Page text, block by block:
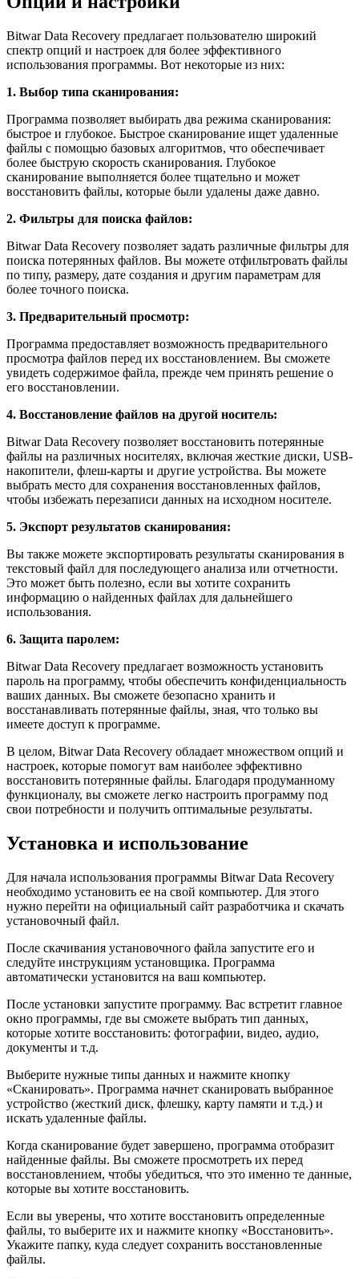
Bitwar Data Recovery предлагает пользователю широкий
спектр опций и настроек для более эффективного
использования программы. Вот некоторые из них:
1. Выбор типа сканирования:
Программа позволяет выбирать два режима сканирования:
быстрое и глубокое. Быстрое сканирование ищет удаленные
файлы с помощью базовых алгоритмов, что обеспечивает
более быструю скорость сканирования. Глубокое
сканирование выполняется более тщательно и может
восстановить файлы, которые были удалены даже давно.
2. Фильтры для поиска файлов:
Bitwar Data Recovery позволяет задать различные фильтры для
поиска потерянных файлов. Вы можете отфильтровать файлы
по типу, размеру, дате создания и другим параметрам для
более точного поиска.
3. Предварительный просмотр:
Программа предоставляет возможность предварительного
просмотра файлов перед их восстановлением. Вы сможете
увидеть содержимое файла, прежде чем принять решение о
его восстановлении.
4. Восстановление файлов на другой носитель:
Bitwar Data Recovery позволяет восстановить потерянные
файлы на различных носителях, включая жесткие диски, USB-
накопители, флеш-карты и другие устройства. Вы можете
выбрать место для сохранения восстановленных файлов,
чтобы избежать перезаписи данных на исходном носителе.
5. Экспорт результатов сканирования:
Вы также можете экспортировать результаты сканирования в
текстовый файл для последующего анализа или отчетности.
Это может быть полезно, если вы хотите сохранить
информацию о найденных файлах для дальнейшего
использования.
6. Защита паролем:
Bitwar Data Recovery предлагает возможность установить
пароль на программу, чтобы обеспечить конфиденциальность
ваших данных. Вы сможете безопасно хранить и
восстанавливать потерянные файлы, зная, что только вы
имеете доступ к программе.
В целом, Bitwar Data Recovery обладает множеством опций и
настроек, которые помогут вам наиболее эффективно
восстановить потерянные файлы. Благодаря продуманному
функционалу, вы сможете легко настроить программу под
свои потребности и получить оптимальные результаты.
Установка и использование
Для начала использования программы Bitwar Data Recovery
необходимо установить ее на свой компьютер. Для этого
нужно перейти на официальный сайт разработчика и скачать
установочный файл.
После скачивания установочного файла запустите его и
следуйте инструкциям установщика. Программа
автоматически установится на ваш компьютер.
После установки запустите программу. Вас встретит главное
окно программы, где вы сможете выбрать тип данных,
которые хотите восстановить: фотографии, видео, аудио,
документы и т.д.
Выберите нужные типы данных и нажмите кнопку
«Сканировать». Программа начнет сканировать выбранное
устройство (жесткий диск, флешку, карту памяти и т.д.) и
искать удаленные файлы.
Когда сканирование будет завершено, программа отобразит
найденные файлы. Вы сможете просмотреть их перед
восстановлением, чтобы убедиться, что это именно те данные,
которые вы хотите восстановить.
Если вы уверены, что хотите восстановить определенные
файлы, то выберите их и нажмите кнопку «Восстановить».
Укажите папку, куда следует сохранить восстановленные
файлы.